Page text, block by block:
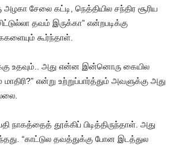
அழகா சேலை கட்டி, நெத்தியில சந்திர சூரிய
தவம் இருக்கா” என்றபடிக்கு
கூர்ந்தாள்.
உதவும்.. அது என்ன இன்னொரு கையில
என்று உற்றுப்பார்த்தும் அவளுக்கு அது
நாகத்தைத் தூக்கிப் பிடித்திருந்தாள். அது
“காட்டுல தவத்துக்கு போன இடத்துல